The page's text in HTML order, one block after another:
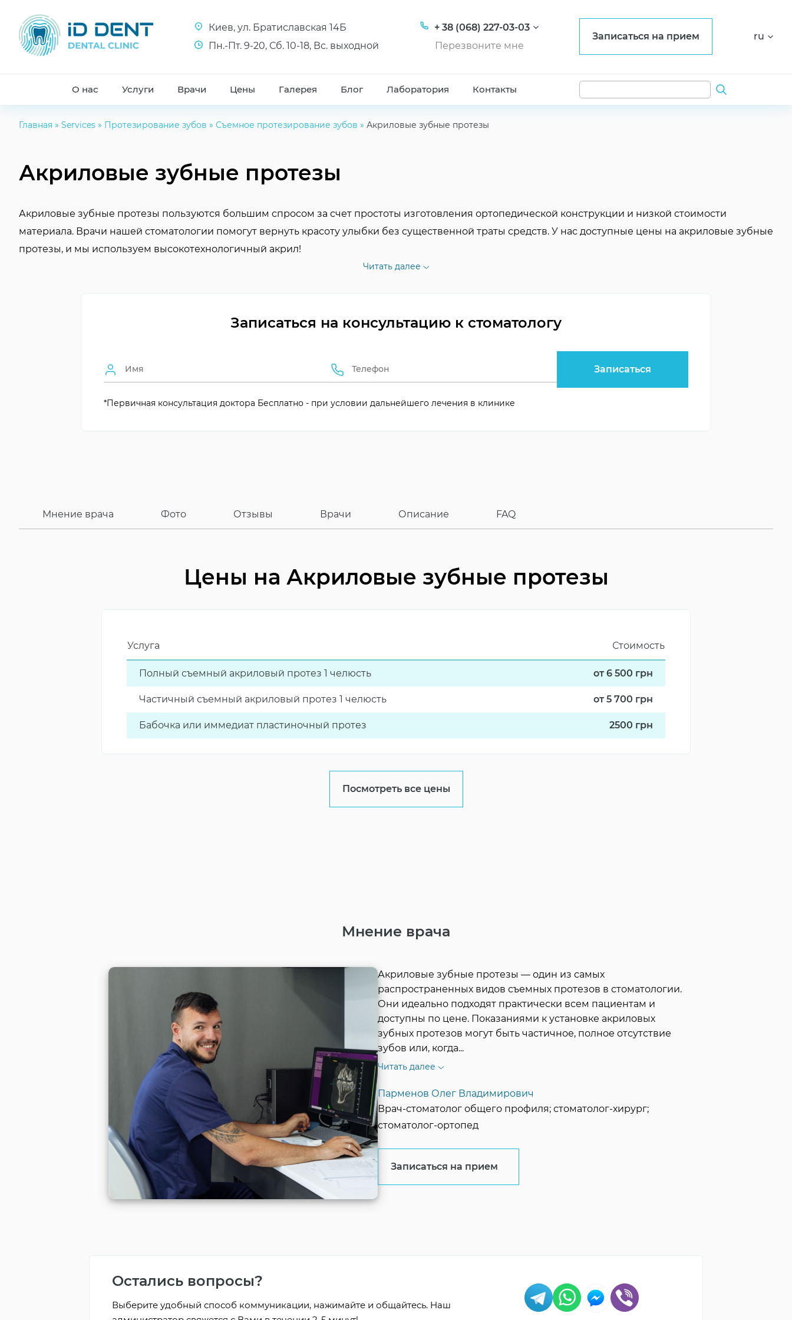
Киев, ул. Братиславская 14Б
Пн.-Пт. 9-20, Сб. 10-18, Вс. выходной
+ 38 (068) 227-03-03
Перезвоните мне
Записаться на прием ru
О нас Услуги Врачи Цены Галерея Блог Лаборатория Контакты
Главная » Services » Протезирование зубов » Съемное протезирование зубов » Акриловые зубные протезы
Акриловые зубные протезы
Акриловые зубные протезы пользуются большим спросом за счет простоты изготовления ортопедической конструкции и низкой стоимости
материала. Врачи нашей стоматологии помогут вернуть красоту улыбки без существенной траты средств. У нас доступные цены на акриловые зубные
протезы, и мы используем высокотехнологичный акрил!
возможность ремонта и коррекции
Читать далее
Записаться на консультацию к стоматологу
*Первичная консультация доктора Бесплатно - при условии дальнейшего лечения в клинике
Мнение врача Фото Отзывы Врачи Описание FAQ
Цены на Акриловые зубные протезы
Услуга Стоимость
Полный съемный акриловый протез 1 челюсть от 6 500 грн
Частичный съемный акриловый протез 1 челюсть от 5 700 грн
Бабочка или иммедиат пластиночный протез 2500 грн
Посмотреть все цены
Мнение врача
Акриловые зубные протезы — один из самых
распространенных видов съемных протезов в стоматологии.
Они идеально подходят практически всем пациентам и
доступны по цене. Показаниями к установке акриловых
зубных протезов могут быть частичное, полное отсутствие
зубов или, когда...
Читать далее
Парменов Олег Владимирович
Врач-стоматолог общего профиля; стоматолог-хирург;
стоматолог-ортопед
Записаться на прием
Остались вопросы?
Выберите удобный способ коммуникации, нажимайте и общайтесь. Наш